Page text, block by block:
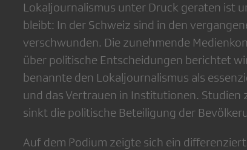
Lokaljournalismus unter Druck geraten ist
bleibt: In der Schweiz sind in den
verschwunden. Die zunehmende
über politische Entscheidungen berichtet
benannte den Lokaljournalismus als
und das Vertrauen in Institutionen.
sinkt die politische Beteiligung der
Auf dem Podium zeigte sich ein